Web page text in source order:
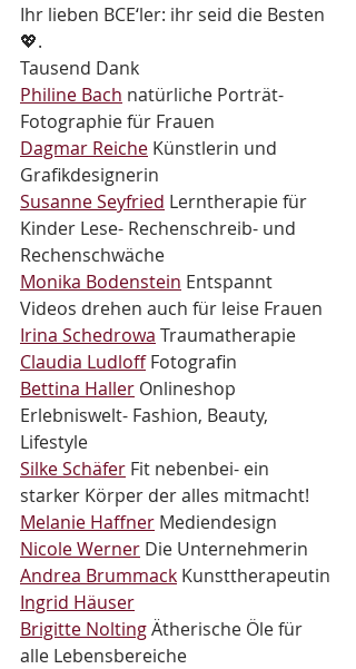
Ihr lieben BCE‘ler: ihr seid die Besten
💖.
Tausend Dank
Philine Bach natürliche Porträt-
Fotographie für Frauen
Dagmar Reiche Künstlerin und
Grafikdesignerin
Susanne Seyfried Lerntherapie für
Kinder Lese- Rechenschreib- und
Rechenschwäche
Monika Bodenstein Entspannt
Videos drehen auch für leise Frauen
Irina Schedrowa Traumatherapie
Claudia Ludloff Fotografin
Bettina Haller Onlineshop
Erlebniswelt- Fashion, Beauty,
Lifestyle
Silke Schäfer Fit nebenbei- ein
starker Körper der alles mitmacht!
Melanie Haffner Mediendesign
Nicole Werner Die Unternehmerin
Andrea Brummack Kunsttherapeutin
Ingrid Häuser
Brigitte Nolting Ätherische Öle für
alle Lebensbereiche